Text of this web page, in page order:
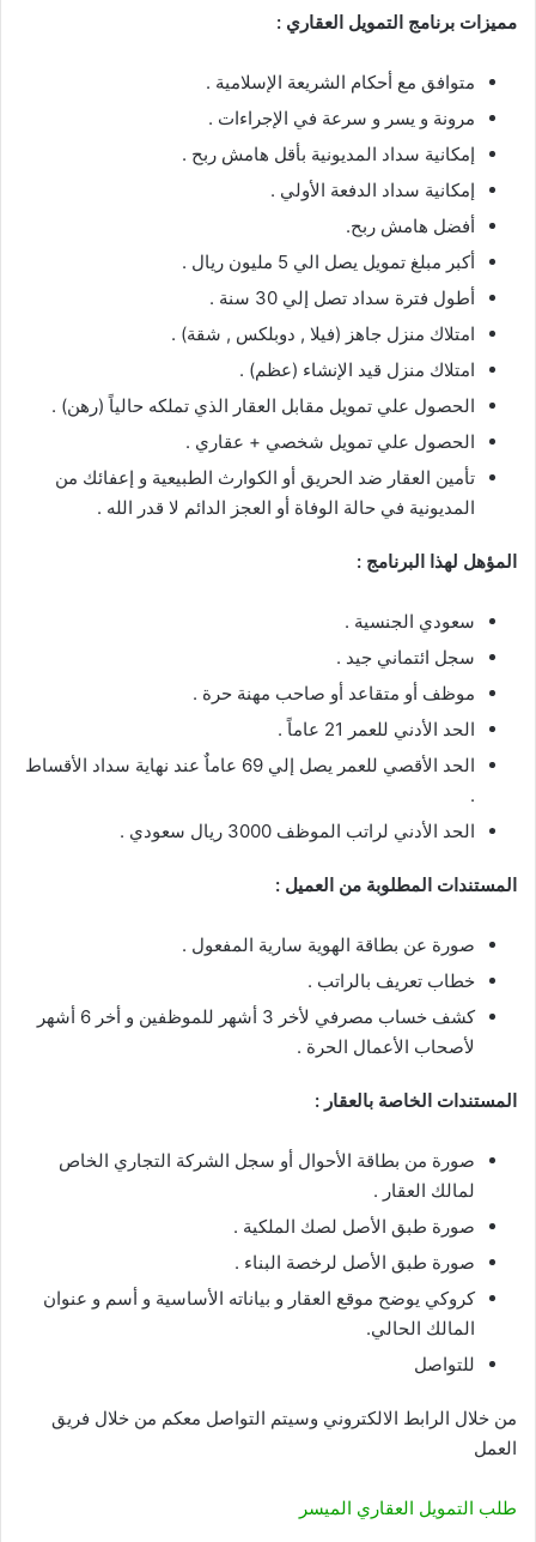
مميزات برنامج التمويل العقاري :
متوافق مع أحكام الشريعة الإسلامية .
مرونة و يسر و سرعة في الإجراءات .
إمكانية سداد المديونية بأقل هامش ربح .
إمكانية سداد الدفعة الأولي .
أفضل هامش ربح.
أكبر مبلغ تمويل يصل الي 5 مليون ريال .
أطول فترة سداد تصل إلي 30 سنة .
امتلاك منزل جاهز (فيلا , دوبلكس , شقة) .
امتلاك منزل قيد الإنشاء (عظم) .
الحصول علي تمويل مقابل العقار الذي تملكه حالياً (رهن) .
الحصول علي تمويل شخصي + عقاري .
تأمين العقار ضد الحريق أو الكوارث الطبيعية و إعفائك من
المديونية في حالة الوفاة أو العجز الدائم لا قدر الله .
المؤهل لهذا البرنامج :
سعودي الجنسية .
سجل ائتماني جيد .
موظف أو متقاعد أو صاحب مهنة حرة .
الحد الأدني للعمر 21 عاماً .
الحد الأقصي للعمر يصل إلي 69 عاماٌ عند نهاية سداد الأقساط
.
الحد الأدني لراتب الموظف 3000 ريال سعودي .
المستندات المطلوبة من العميل :
صورة عن بطاقة الهوية سارية المفعول .
خطاب تعريف بالراتب .
كشف خساب مصرفي لأخر 3 أشهر للموظفين و أخر 6 أشهر
لأصحاب الأعمال الحرة .
المستندات الخاصة بالعقار :
صورة من بطاقة الأحوال أو سجل الشركة التجاري الخاص
لمالك العقار .
صورة طبق الأصل لصك الملكية .
صورة طبق الأصل لرخصة البناء .
كروكي يوضح موقع العقار و بياناته الأساسية و أسم و عنوان
المالك الحالي.
للتواصل
من خلال الرابط الالكتروني وسيتم التواصل معكم من خلال فريق
العمل
طلب التمويل العقاري الميسر